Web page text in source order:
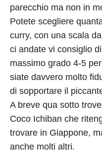
parecchio ma non in
Potete scegliere
curry, con una scala
ci andate vi consiglio
massimo grado 4-5
siate davvero molto
di sopportare il
A breve qua sotto
Coco Ichiban che
trovare in Giappone,
anche molti altri.